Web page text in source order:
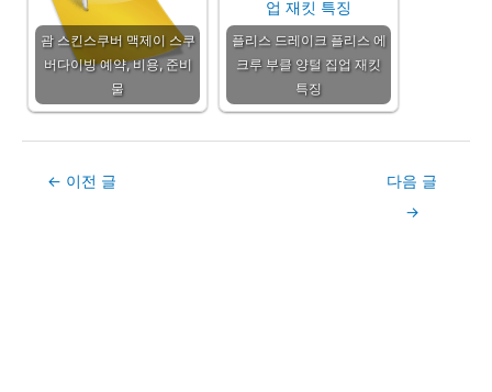
괌 스킨스쿠버 맥제이 스쿠
버다이빙 예약, 비용, 준비
물
플리스 드레이크 플리스 에
크루 부클 양털 집업 재킷
특징
Post← 이전 글
다음 글
→